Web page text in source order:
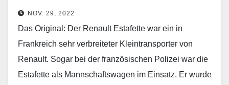
NOV. 29, 2022
Das Original: Der Renault Estafette war ein in
Frankreich sehr verbreiteter Kleintransporter von
Renault. Sogar bei der französischen Polizei war die
Estafette als Mannschaftswagen im Einsatz. Er wurde